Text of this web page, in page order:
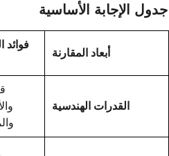
جدول الإجابة الأساسية
أبعاد المقارنة
القدرات الهندسية